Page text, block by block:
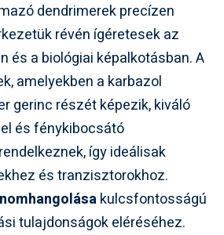
dendrimerek precízen
révén ígéretesek az
és a biológiai képalkotásban. A
amelyekben a karbazol
gerinc részét képezik, kiváló
és fénykibocsátó
így ideálisak
és tranzisztorokhoz.
kulcsfontosságú
tulajdonságok eléréséhez.